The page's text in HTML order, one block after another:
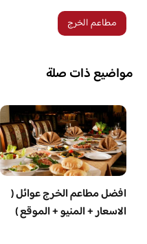
مطاعم الخرج
مواضيع ذات صلة
افضل مطاعم الخرج عوائل (
الاسعار + المنيو + الموقع )